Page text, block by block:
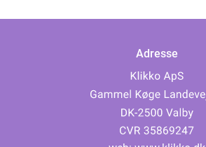
Adresse